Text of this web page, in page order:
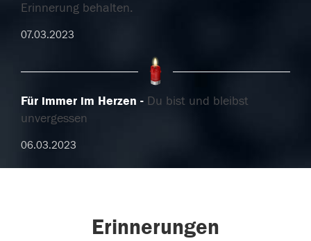
Erinnerung behalten.
07.03.2023
Für immer im Herzen
Du bist und bleibst
unvergessen
06.03.2023
Erinnerungen